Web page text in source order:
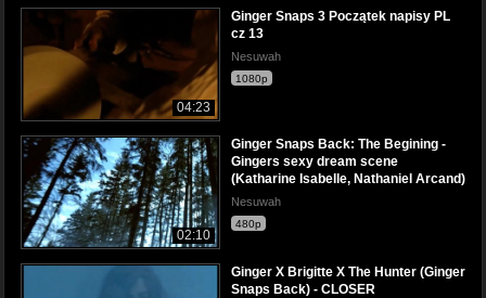
04:23
Ginger Snaps 3 Początek napisy PL
cz 13
Nesuwah
1080p
02:10
Ginger Snaps Back: The Begining -
Gingers sexy dream scene
(Katharine Isabelle, Nathaniel Arcand)
Nesuwah
480p
Ginger X Brigitte X The Hunter (Ginger
Snaps Back) - CLOSER